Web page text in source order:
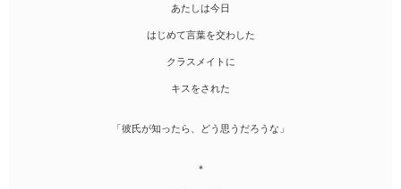
あたしは今日
はじめて言葉を交わした
クラスメイトに
キスをされた
「彼氏が知ったら、どう思うだろうな」
＊